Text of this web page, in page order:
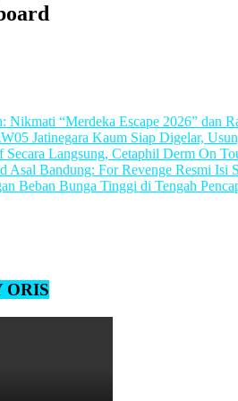
Nikmati “Merdeka Escape 2026” dan
Jatinegara Kaum Siap Digelar,
Langsung, Cetaphil Derm On
Asal Bandung: For Revenge Resmi
Beban Bunga Tinggi di Tengah
ORIS